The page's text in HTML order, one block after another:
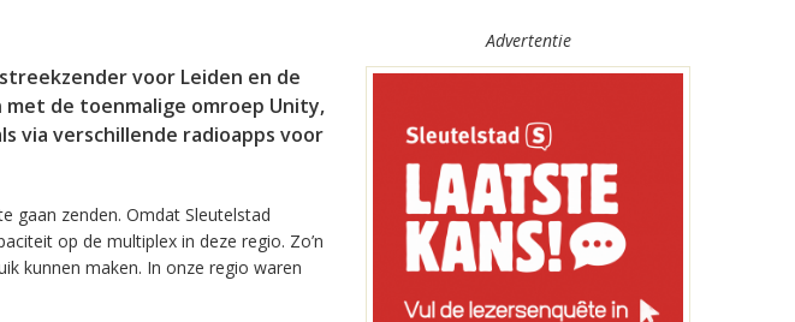
voor Leiden en de
de toenmalige omroep Unity,
via verschillende radioapps voor
gaan zenden. Omdat Sleutelstad
op de multiplex in deze regio. Zo’n
kunnen maken. In onze regio waren
Advertentie